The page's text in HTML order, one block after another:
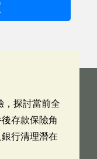
，探討當前全
存款保險角
行清理潛在